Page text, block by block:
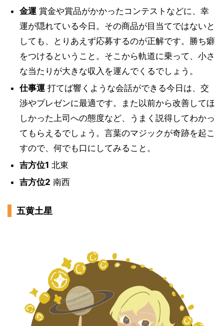
金運賞金や賞品がかかったコンテストなどに、幸
運が隠れている今日。その商品が目当てではないと
しても、とりあえず応募するのが正解です。勝ち癖
をつけるということ。そこから軌道に乗って、小さ
な当たりが大きな収入を運んでくるでしょう。
仕事運打てば響くような会話ができる今日は、交
渉やプレゼンに最適です。また以前から改善してほ
しかった上司への態度など、うまく説得してわかっ
てもらえるでしょう。言葉のマジックが奇跡を起こ
すので、何でも口にしてみること。
吉方位1 北東
吉方位2 南西
五黄土星